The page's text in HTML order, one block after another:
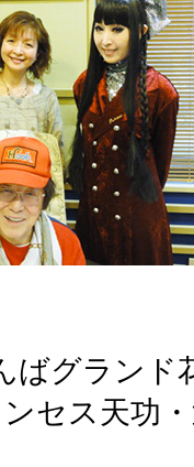
ばグランド
セス天功